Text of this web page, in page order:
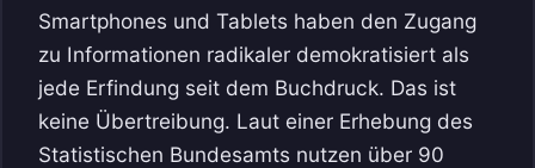
Smartphones und Tablets haben den Zugang
zu Informationen radikaler demokratisiert als
jede Erfindung seit dem Buchdruck. Das ist
keine Übertreibung. Laut einer Erhebung des
Statistischen Bundesamts nutzen über 90